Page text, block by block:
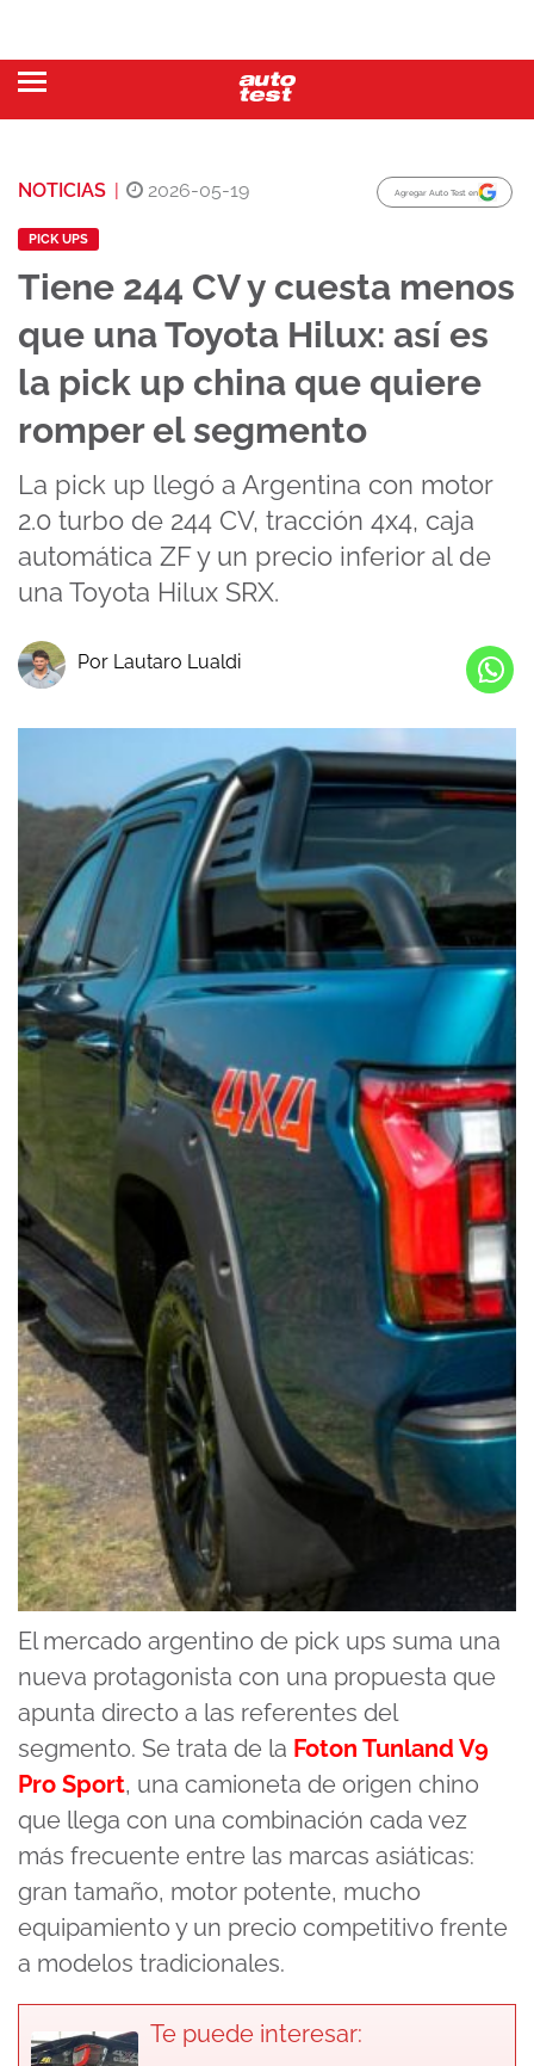
NOTICIAS | 2026-05-19 Agregar Auto Test en
PICK UPS
Tiene 244 CV y cuesta menos
que una Toyota Hilux: así es
la pick up china que quiere
romper el segmento
La pick up llegó a Argentina con motor
2.0 turbo de 244 CV, tracción 4x4, caja
automática ZF y un precio inferior al de
una Toyota Hilux SRX.
Por Lautaro Lualdi
El mercado argentino de pick ups suma una
nueva protagonista con una propuesta que
apunta directo a las referentes del
segmento. Se trata de la Foton Tunland V9
Pro Sport, una camioneta de origen chino
que llega con una combinación cada vez
más frecuente entre las marcas asiáticas:
gran tamaño, motor potente, mucho
equipamiento y un precio competitivo frente
a modelos tradicionales.
Te puede interesar: